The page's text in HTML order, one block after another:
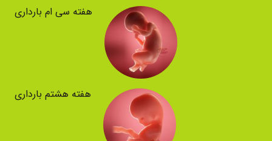
هفته سی ام بارداری
هفته هشتم بارداری